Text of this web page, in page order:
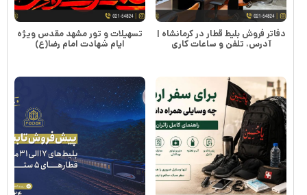
دفاتر فروش بلیط قطار در کرمانشاه |
آدرس، تلفن و ساعات کاری
تسهیلات و تور مشهد مقدس ویژه
ایام شهادت امام رضا(ع)